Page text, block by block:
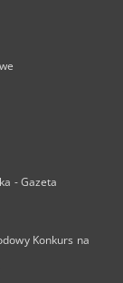
- Gazeta
Konkurs na